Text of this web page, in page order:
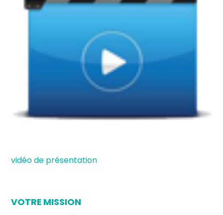
vidéo de présentation
VOTRE MISSION